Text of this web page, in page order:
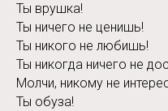
Ты врушка!
Ты ничего не ценишь!
Ты никого не любишь!
Ты никогда ничего не
Молчи, никому не
Ты обуза!